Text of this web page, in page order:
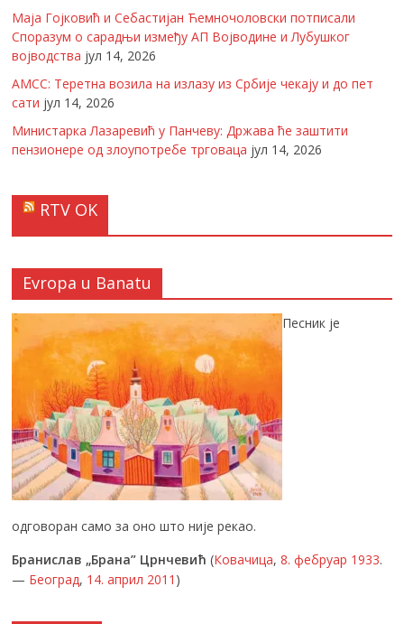
Маја Гојковић и Себастијан Ћемночоловски потписали
Споразум о сарадњи између АП Војводине и Лубушког
војводства јул 14, 2026
АМСС: Теретна возила на излазу из Србије чекају и до пет
сати јул 14, 2026
Министарка Лазаревић у Панчеву: Држава ће заштити
пензионере од злоупотребе трговаца јул 14, 2026
RTV OK
Evropa u Banatu
Песник је
одговоран само за оно што није рекао.
Бранислав „Брана” Црнчевић (Ковачица,8. фебруар 1933.
— Београд, 14. април 2011 )